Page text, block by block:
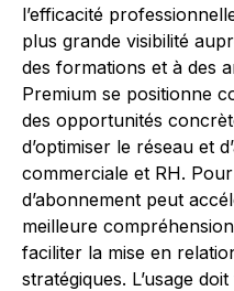
l’efficacité
plus grande visibilité
des formations et à des
Premium se positionne
des opportunités
d’optimiser le réseau et
commerciale et RH.
d’abonnement peut
meilleure
faciliter la mise en
stratégiques. L’usage